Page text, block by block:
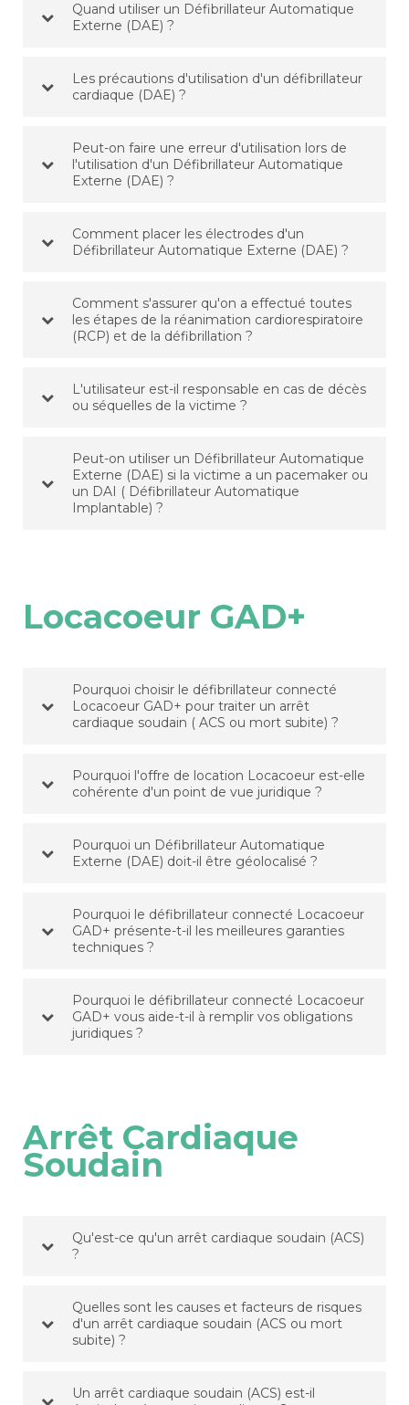
Quand utiliser un Défibrillateur Automatique
Externe (DAE) ?
Les précautions d'utilisation d'un défibrillateur
cardiaque (DAE) ?
Peut-on faire une erreur d'utilisation lors de
l'utilisation d'un Défibrillateur Automatique
Externe (DAE) ?
Comment placer les électrodes d'un
Défibrillateur Automatique Externe (DAE) ?
Comment s'assurer qu'on a effectué toutes
les étapes de la réanimation cardiorespiratoire
(RCP) et de la défibrillation ?
L'utilisateur est-il responsable en cas de décès
ou séquelles de la victime ?
Peut-on utiliser un Défibrillateur Automatique
Externe (DAE) si la victime a un pacemaker ou
un DAI ( Défibrillateur Automatique
Implantable) ?
Locacoeur GAD+
Pourquoi choisir le défibrillateur connecté
Locacoeur GAD+ pour traiter un arrêt
cardiaque soudain ( ACS ou mort subite) ?
Pourquoi l'offre de location Locacoeur est-elle
cohérente d'un point de vue juridique ?
Pourquoi un Défibrillateur Automatique
Externe (DAE) doit-il être géolocalisé ?
Pourquoi le défibrillateur connecté Locacoeur
GAD+ présente-t-il les meilleures garanties
techniques ?
Pourquoi le défibrillateur connecté Locacoeur
GAD+ vous aide-t-il à remplir vos obligations
juridiques ?
Arrêt Cardiaque
Soudain
Qu'est-ce qu'un arrêt cardiaque soudain (ACS)
?
Quelles sont les causes et facteurs de risques
d'un arrêt cardiaque soudain (ACS ou mort
subite) ?
Un arrêt cardiaque soudain (ACS) est-il